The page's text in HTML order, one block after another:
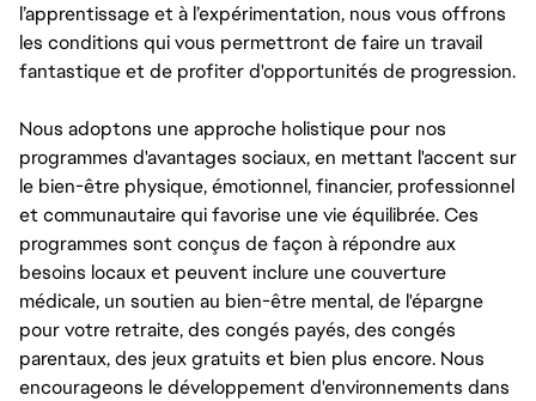
l’apprentissage et à l’expérimentation, nous vous offrons
les conditions qui vous permettront de faire un travail
fantastique et de profiter d'opportunités de progression.
Nous adoptons une approche holistique pour nos
programmes d'avantages sociaux, en mettant l'accent sur
le bien-être physique, émotionnel, financier, professionnel
et communautaire qui favorise une vie équilibrée. Ces
programmes sont conçus de façon à répondre aux
besoins locaux et peuvent inclure une couverture
médicale, un soutien au bien-être mental, de l'épargne
pour votre retraite, des congés payés, des congés
parentaux, des jeux gratuits et bien plus encore. Nous
encourageons le développement d'environnements dans